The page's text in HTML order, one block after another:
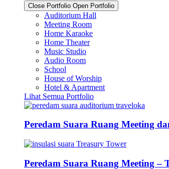
Close Portfolio Open Portfolio
Auditorium Hall
Meeting Room
Home Karaoke
Home Theater
Music Studio
Audio Room
School
House of Worship
Hotel & Apartment
Lihat Semua Portfolio
Peredam Suara Ruang Meeting
Peredam Suara Ruang Meeting –